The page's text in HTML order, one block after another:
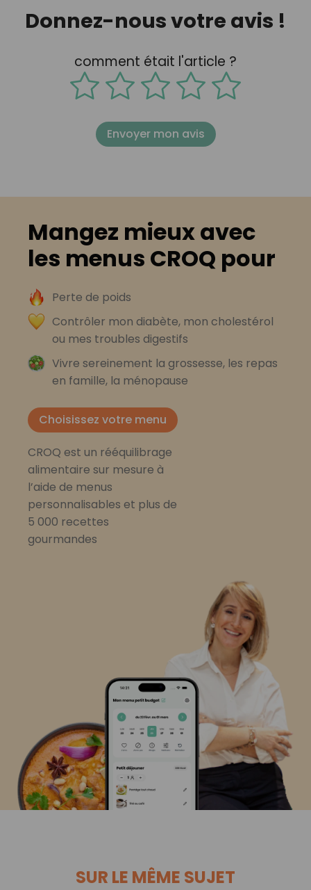
Donnez-nous votre avis !
comment était l'article ?
Envoyer mon avis
Mangez mieux avec
les menus CROQ pour
Perte de poids
Contrôler mon diabète, mon cholestérol
ou mes troubles digestifs
Vivre sereinement la grossesse, les repas
en famille, la ménopause
Choisissez votre menu
CROQ est un rééquilibrage
alimentaire sur mesure à
l’aide de menus
personnalisables et plus de
5 000 recettes
gourmandes
SUR LE MÊME SUJET